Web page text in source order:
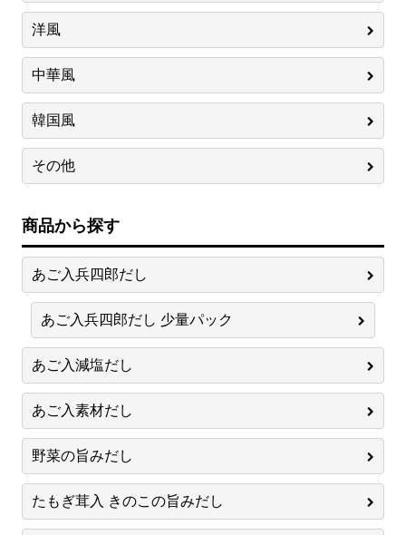
洋風
中華風
韓国風
その他
商品から探す
あご入兵四郎だし
あご入兵四郎だし 少量パック
あご入減塩だし
あご入素材だし
野菜の旨みだし
たもぎ茸入 きのこの旨みだし